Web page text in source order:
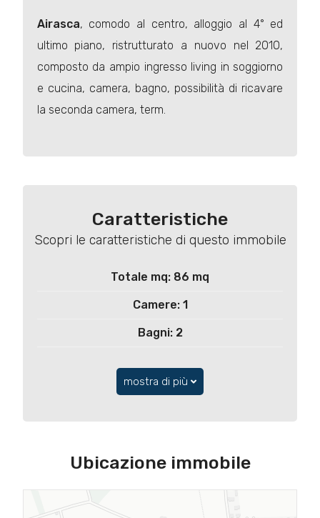
Airasca, comodo al centro, alloggio al 4° ed
ultimo piano, ristrutturato a nuovo nel 2010,
composto da ampio ingresso living in soggiorno
e cucina, camera, bagno, possibilità di ricavare
la seconda camera, term.
Caratteristiche
Scopri le caratteristiche di questo immobile
Totale mq: 86 mq
Camere: 1
Bagni: 2
mostra di più
Ubicazione immobile